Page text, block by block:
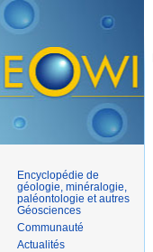
Encyclopédie de
géologie, minéralogie,
paléontologie et autres
Géosciences
Communauté
Actualités